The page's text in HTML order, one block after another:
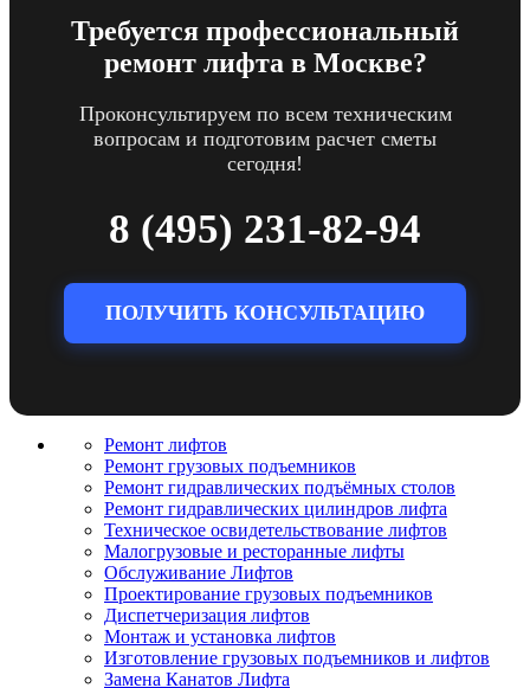
Требуется профессиональный
ремонт лифта в Москве?
Проконсультируем по всем техническим
вопросам и подготовим расчет сметы
сегодня!
8 (495) 231-82-94
ПОЛУЧИТЬ КОНСУЛЬТАЦИЮ
Ремонт лифтов
Ремонт грузовых подъемников
Pемонт гидравлических подъёмных столов
Ремонт гидравлических цилиндров лифта
Техническое освидетельствование лифтов
Малогрузовые и ресторанные лифты
Обслуживание Лифтов
Проектирование грузовых подъемников
Диспетчеризация лифтов
Монтаж и установка лифтов
Изготовление грузовых подъемников и лифтов
Замена Канатов Лифта